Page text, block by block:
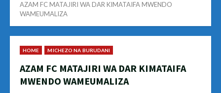
AZAM FC MATAJIRI WA DAR KIMATAIFA MWENDO
WAMEUMALIZA
HOME MICHEZO NA BURUDANI
AZAM FC MATAJIRI WA DAR KIMATAIFA
MWENDO WAMEUMALIZA